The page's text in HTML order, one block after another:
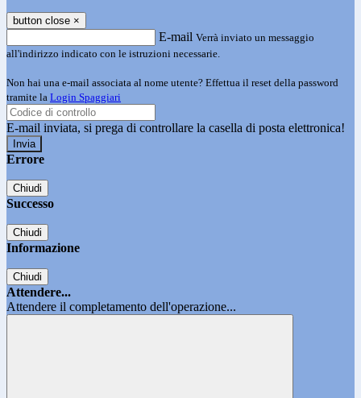
button close ×
E-mail Verrà inviato un messaggio
all'indirizzo indicato con le istruzioni necessarie.
Non hai una e-mail associata al nome utente? Effettua il reset della password
tramite la Login Spaggiari
E-mail inviata, si prega di controllare la casella di posta elettronica!
Errore
Chiudi
Successo
Chiudi
Informazione
Chiudi
Attendere...
Attendere il completamento dell'operazione...